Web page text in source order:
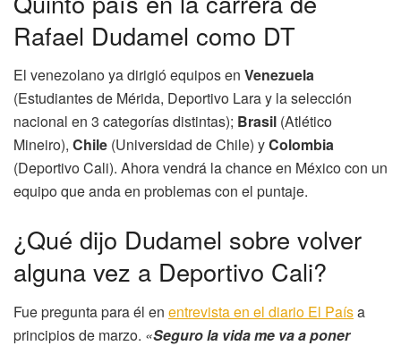
Rafael Dudamel como DT
El venezolano ya dirigió equipos en Venezuela
(Estudiantes de Mérida, Deportivo Lara y la selección
nacional en 3 categorías distintas); Brasil (Atlético
Mineiro), Chile (Universidad de Chile) yColombia
(Deportivo Cali). Ahora vendrá la chance en México con un
equipo que anda en problemas con el puntaje.
¿Qué dijo Dudamel sobre volver
alguna vez a Deportivo Cali?
Fue pregunta para él en entrevista en el diario El Paísa
principios de marzo. «Seguro la vida me va a poner